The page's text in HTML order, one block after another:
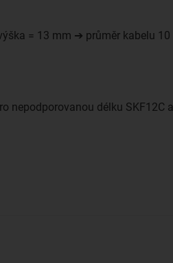
= 13 mm ➔ průměr kabelu 10
nepodporovanou délku SKF12C a